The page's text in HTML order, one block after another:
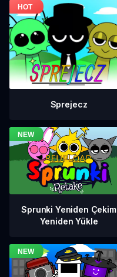
Sprejecz
Sprunki Yeniden Çekim
Yeniden Yükle